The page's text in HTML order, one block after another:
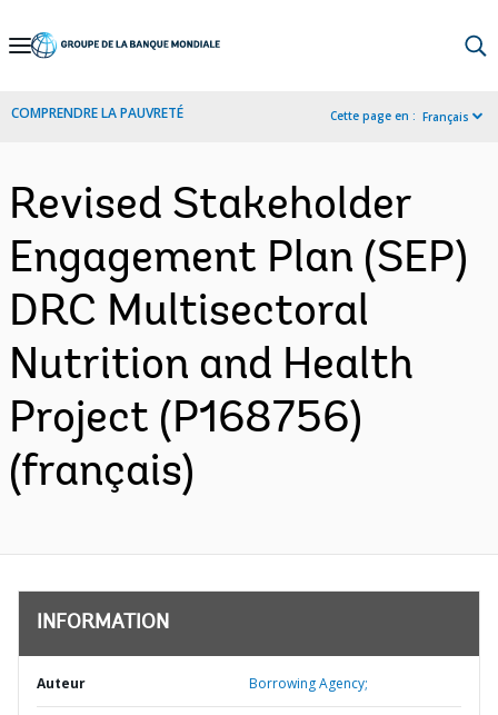
Skip
Navigation
COMPRENDRE LA PAUVRETÉ Cette page en : Français
Revised Stakeholder
Engagement Plan (SEP)
DRC Multisectoral
Nutrition and Health
Project (P168756)
(français)
INFORMATION
Auteur Borrowing Agency;